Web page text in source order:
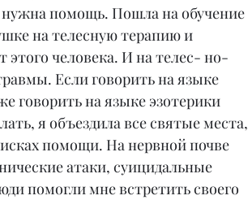
помощь. Пошла на обучение
на телесную терапию и
этого человека. И на телес- но-
Если говорить на языке
говорить на языке эзотерики
я объездила все святые места,
помощи. На нервной почве
атаки, суицидальные
помогли мне встретить своего